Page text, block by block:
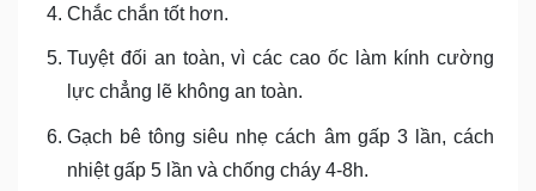
Chắc chắn tốt hơn.
Tuyệt đối an toàn, vì các cao ốc làm kính cường
lực chẳng lẽ không an toàn.
Gạch bê tông siêu nhẹ cách âm gấp 3 lần, cách
nhiệt gấp 5 lần và chống cháy 4-8h.